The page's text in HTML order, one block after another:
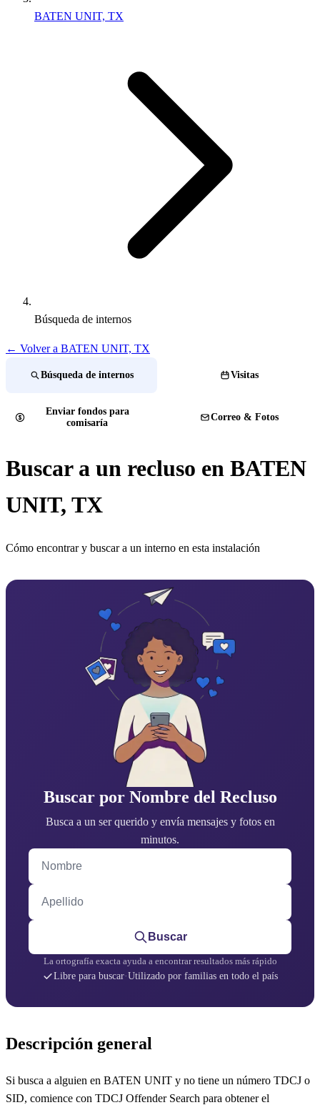
BATEN UNIT, TX
Búsqueda de internos
← Volver a BATEN UNIT, TX
Búsqueda de internos Visitas
Enviar fondos para
comisaría
Correo & Fotos
Buscar a un recluso en BATEN
UNIT, TX
Cómo encontrar y buscar a un interno en esta instalación
Buscar por Nombre del Recluso
Busca a un ser querido y envía mensajes y fotos en
minutos.
Nombre
Apellido
Buscar
La ortografía exacta ayuda a encontrar resultados más rápido
Libre para buscar·Utilizado por familias en todo el país
Descripción general
Si busca a alguien en BATEN UNIT y no tiene un número TDCJ o
SID, comience con TDCJ Offender Search para obtener el